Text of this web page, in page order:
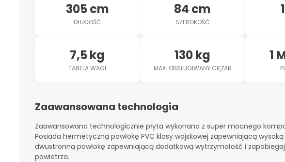
305 cm
DŁUGOŚĆ
84 cm
SZEROKOŚĆ
7,5 kg
TABELA WAGI
130 kg
MAX. OBSŁUGIWANY CIĘŻAR
1
Zaawansowana technologia
Zaawansowana technologicznie płyta wykonana z super mocnego
Posiada hermetyczną powłokę PVC klasy wojskowej zapewniającą wysoką
dwustronną powłokę zapewniającą dodatkową wytrzymałość i
powietrza.